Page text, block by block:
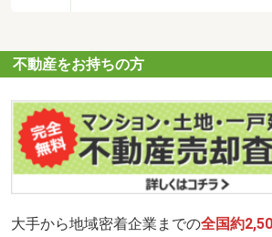
不動産をお持ちの方
大手から地域密着企業までの全国約